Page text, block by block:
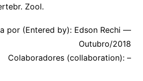
Zool.
por (Entered by): Edson Rechi —
Outubro/2018
Colaboradores (collaboration): –